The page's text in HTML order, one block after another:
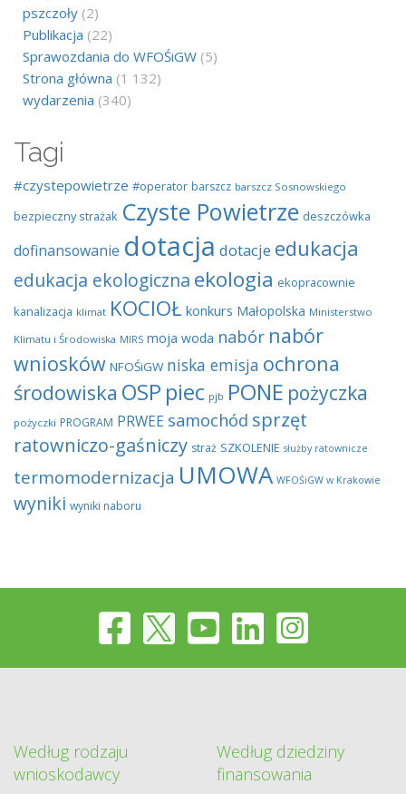
pszczoły (2)
Publikacja (22)
Sprawozdania do WFOŚiGW (5)
Strona główna (1 132)
wydarzenia (340)
Tagi
#czystepowietrze #operator barszcz barszcz Sosnowskiego
bezpieczny strażak Czyste Powietrze deszczówka
dofinansowanie dotacja dotacje edukacja
edukacja ekologiczna ekologia ekopracownie
kanalizacja klimat KOCIOŁ konkurs Małopolska Ministerstwo
Klimatu i Środowiska MIRS moja woda nabór nabór
wniosków NFOŚiGW niska emisja ochrona
środowiska OSP piec pjb PONE pożyczka
pożyczki PROGRAM PRWEE samochód sprzęt
ratowniczo-gaśniczy straż SZKOLENIE służby ratownicze
termomodernizacja UMOWA WFOŚiGW w Krakowie
wyniki wyniki naboru
Według rodzaju
wnioskodawcy
Według dziedziny
finansowania